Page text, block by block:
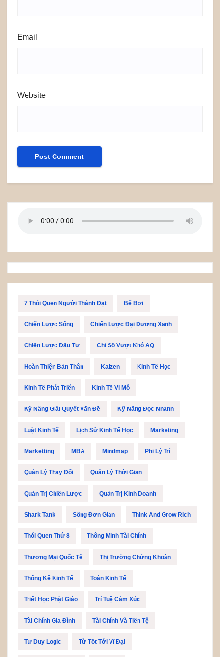
Email
Website
7 Thói Quen Người Thành Đạt Bể Bơi
Chiến Lược Sống Chiến Lược Đại Dương Xanh
Chiến Lược Đầu Tư Chỉ Số Vượt Khó AQ
Hoàn Thiện Bản Thân Kaizen Kinh Tế Học
Kinh Tế Phát Triển Kinh Tế Vi Mô
Kỹ Năng Giải Quyết Vấn Đề Kỹ Năng Đọc Nhanh
Luật Kinh Tế Lịch Sử Kinh Tế Học Marketing
Marketting MBA Mindmap Phi Lý Trí
Quản Lý Thay Đổi Quản Lý Thời Gian
Quản Trị Chiến Lược Quản Trị Kinh Doanh
Shark Tank Sống Đơn Giản Think And Grow Rich
Thói Quen Thứ 8 Thông Minh Tài Chính
Thương Mại Quốc Tế Thị Trường Chứng Khoán
Thống Kê Kinh Tế Toán Kinh Tế
Triết Học Phật Giáo Trí Tuệ Cảm Xúc
Tài Chính Gia Đình Tài Chính Và Tiền Tệ
Tư Duy Logic Từ Tốt Tới Vĩ Đại